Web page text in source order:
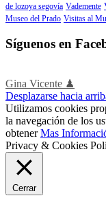
de lozoya segovía Vademente
Museo del Prado Visitas al
Síguenos en
Gina Vicente ♟
Desplazarse hacia
Utilizamos cookies
la navegación de los
obtenerMas
Privacy & Cookies
Cerrar